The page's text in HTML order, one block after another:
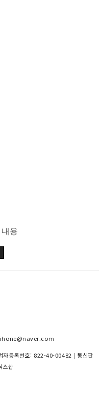
내용
lihone@naver.com
자등록번호: 822-40-00482 | 통신판
스샵